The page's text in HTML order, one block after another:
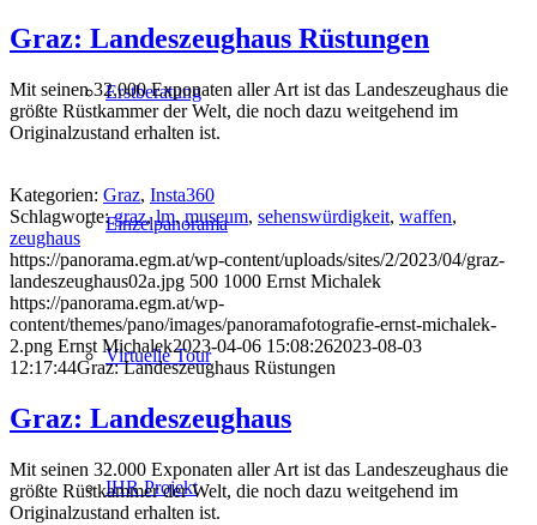
Erstberatung
Einzelpanorama
Virtuelle Tour
IHR Projekt
Graz: Landeszeughaus Rüstungen
Mit seinen 32.000 Exponaten aller Art ist das Landeszeughaus die
größte Rüstkammer der Welt, die noch dazu weitgehend im
Originalzustand erhalten ist.
Kategorien: Graz, Insta360
Schlagworte:graz,lm,museum, sehenswürdigkeit, waffen,
zeughaus
https://panorama.egm.at/wp-content/uploads/sites/2/2023/04/graz-
landeszeughaus02a.jpg 500 1000 Ernst Michalek
https://panorama.egm.at/wp-
content/themes/pano/images/panoramafotografie-ernst-michalek-
2.png Ernst Michalek2023-04-06 15:08:262023-08-03
12:17:44Graz: Landeszeughaus Rüstungen
Graz: Landeszeughaus
Mit seinen 32.000 Exponaten aller Art ist das Landeszeughaus die
größte Rüstkammer der Welt, die noch dazu weitgehend im
Originalzustand erhalten ist.